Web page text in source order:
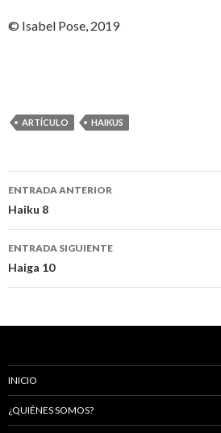
© Isabel Pose, 2019
ARTÍCULO HAIKUS
Navegación
de
entradas
ENTRADA ANTERIOR
Haiku 8
ENTRADA SIGUIENTE
Haiga 10
INICIO
¿QUIÉNES SOMOS?